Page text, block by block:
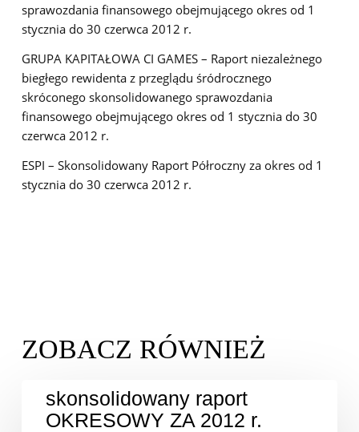
sprawozdania finansowego obejmującego okres od 1
stycznia do 30 czerwca 2012 r.
GRUPA KAPITAŁOWA CI GAMES – Raport niezależnego
biegłego rewidenta z przeglądu śródrocznego
skróconego skonsolidowanego sprawozdania
finansowego obejmującego okres od 1 stycznia do 30
czerwca 2012 r.
ESPI – Skonsolidowany Raport Półroczny za okres od 1
stycznia do 30 czerwca 2012 r.
skonsolidowany raport
OKRESOWY ZA 2012 r.